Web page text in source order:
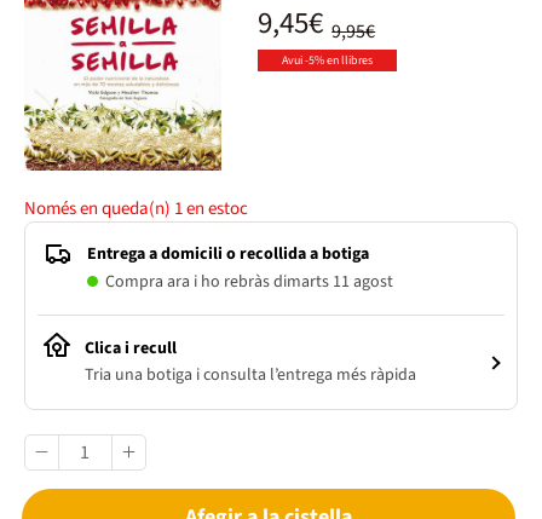
9,95€
9,45€
Avui -5% en llibres
Només en queda(n) 1en estoc
Entrega a domicili o recollida a botiga
Compra ara i ho rebràs dimarts 11 agost
Clica i recull
Tria una botiga i consulta l’entrega més ràpida